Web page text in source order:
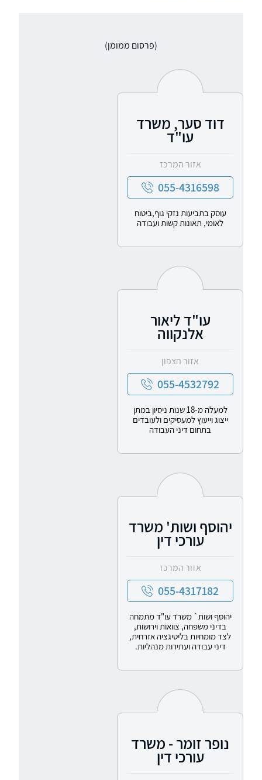
(פרסום ממומן)
דוד סער, משרד
עו"ד
אזור המרכז
055-4316598
עוסק בתביעות נזקי גוף,ביטוח
לאומי, תאונות קשות ועבודה
עו"ד ליאור
אלנקווה
אזור הצפון
055-4532792
למעלה מ-18 שנות ניסיון במתן
ייצוג וייעוץ למעסיקים ולעובדים
בתחום דיני העבודה
יהוסף ושות' משרד
עורכי דין
אזור המרכז
055-4317182
יהוסף ושות` משרד עו"ד מתמחה
בדיני משפחה, צוואות וירושות,
לצד מומחיות בליטיגציה אזרחית,
דיני עבודה ועתירות מנהליות.
נופר זומר - משרד
עורכי דין